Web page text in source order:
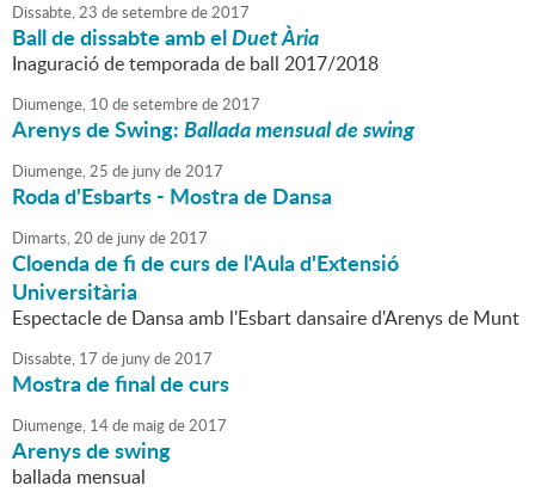
Dissabte,23 desetembrede2017
Ball de dissabte amb elDuet Ària
Inaguració de temporada de ball 2017/2018
Diumenge, 10 desetembrede2017
Arenys de Swing:Ballada mensual de swing
Diumenge,25 de junyde2017
Roda d'Esbarts - Mostra de Dansa
Dimarts,20 de junyde2017
Cloenda de fi de curs de l'Aula d'Extensió
Universitària
Espectacle de Dansa amb l'Esbart dansaire d'Arenys de Munt
Dissabte, 17 de junyde2017
Mostra de final de curs
Diumenge, 14de maigde2017
Arenys de swing
ballada mensual